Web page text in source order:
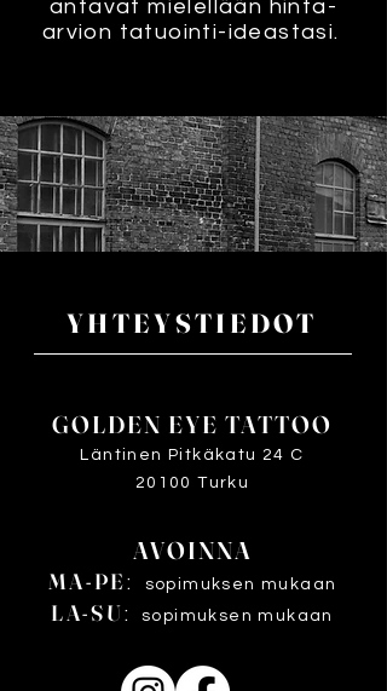
antavat mielellään hinta-
arvion tatuointi-ideastasi.
YHTEYSTIEDOT
GOLDEN EYE TATTOO
Läntinen Pitkäkatu 24 C
20100 Turku
AVOINNA
MA-PE: sopimuksen mukaan
LA-SU: sopimuksen mukaan